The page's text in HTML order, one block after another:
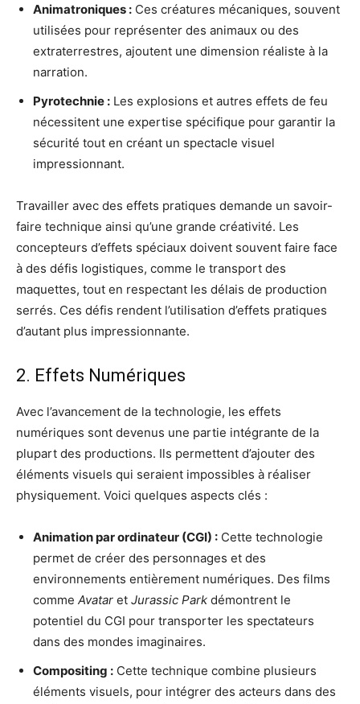
Animatroniques : Ces créatures mécaniques, souvent
utilisées pour représenter des animaux ou des
extraterrestres, ajoutent une dimension réaliste à la
narration.
Pyrotechnie : Les explosions et autres effets de feu
nécessitent une expertise spécifique pour garantir la
sécurité tout en créant un spectacle visuel
impressionnant.
Travailler avec des effets pratiques demande un savoir-
faire technique ainsi qu’une grande créativité. Les
concepteurs d’effets spéciaux doivent souvent faire face
à des défis logistiques, comme le transport des
maquettes, tout en respectant les délais de production
serrés. Ces défis rendent l’utilisation d’effets pratiques
d’autant plus impressionnante.
2. Effets Numériques
Avec l’avancement de la technologie, les effets
numériques sont devenus une partie intégrante de la
plupart des productions. Ils permettent d’ajouter des
éléments visuels qui seraient impossibles à réaliser
physiquement. Voici quelques aspects clés :
Animation par ordinateur (CGI) : Cette technologie
permet de créer des personnages et des
environnements entièrement numériques. Des films
comme Avatar et Jurassic Park démontrent le
potentiel du CGI pour transporter les spectateurs
dans des mondes imaginaires.
Compositing : Cette technique combine plusieurs
éléments visuels, pour intégrer des acteurs dans des